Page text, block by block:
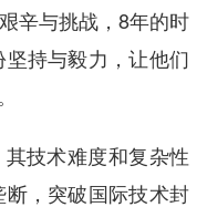
辛与挑战，8年的时
持与毅力，让他们
技术难度和复杂性
，突破国际技术封